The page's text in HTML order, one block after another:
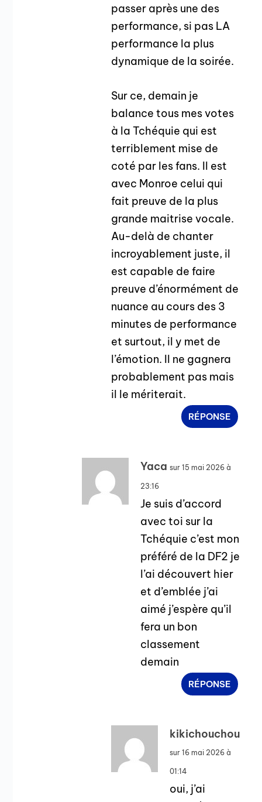
passer après une des
performance, si pas LA
performance la plus
dynamique de la soirée.
Sur ce, demain je
balance tous mes votes
à la Tchéquie qui est
terriblement mise de
coté par les fans. Il est
avec Monroe celui qui
fait preuve de la plus
grande maitrise vocale.
Au-delà de chanter
incroyablement juste, il
est capable de faire
preuve d’énormément de
nuance au cours des 3
minutes de performance
et surtout, il y met de
l’émotion. Il ne gagnera
probablement pas mais
il le mériterait.
RÉPONSE
Yaca sur 15 mai 2026 à
23:16
Je suis d’accord
avec toi sur la
Tchéquie c’est mon
préféré de la DF2 je
l’ai découvert hier
et d’emblée j’ai
aimé j’espère qu’il
fera un bon
classement
demain
RÉPONSE
kikichouchou
sur 16 mai 2026 à
01:14
oui, j’ai